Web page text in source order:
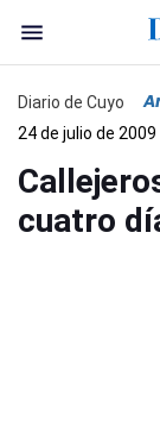
Diario de Cuyo
24 de julio de 2009
cuatro